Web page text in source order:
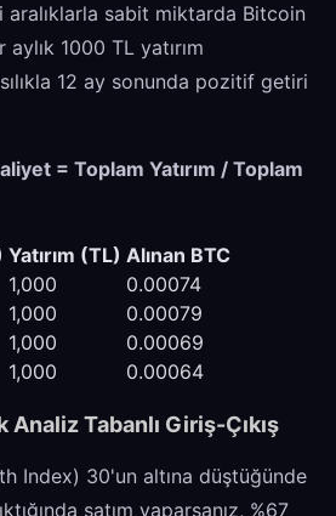
sabit miktarda Bitcoin
aylık 1000 TL yatırım
12 ay sonunda pozitif getiri
= Toplam Yatırım / Toplam
Yatırım (TL) Alınan BTC
1,000
0.00074
1,000
0.00079
1,000
0.00069
1,000 0.00064
Tabanlı Giriş-Çıkış
Index) 30'un altına düştüğünde
satım yaparsanız, %67